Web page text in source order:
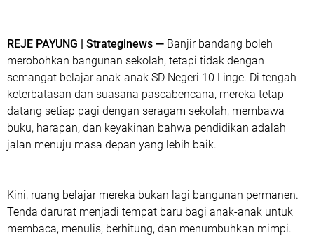
REJE PAYUNG | Strateginews — Banjir bandang boleh
merobohkan bangunan sekolah, tetapi tidak dengan
semangat belajar anak-anak SD Negeri 10 Linge. Di tengah
keterbatasan dan suasana pascabencana, mereka tetap
datang setiap pagi dengan seragam sekolah, membawa
buku, harapan, dan keyakinan bahwa pendidikan adalah
jalan menuju masa depan yang lebih baik.
Kini, ruang belajar mereka bukan lagi bangunan permanen.
Tenda darurat menjadi tempat baru bagi anak-anak untuk
membaca, menulis, berhitung, dan menumbuhkan mimpi.